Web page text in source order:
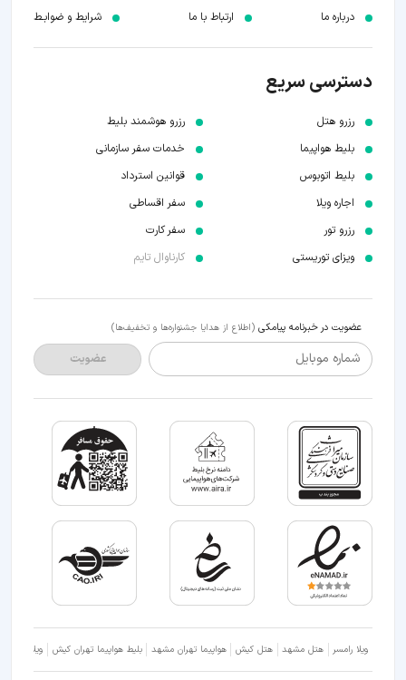
درباره ما ارتباط با ما شرایط و ضوابـط
دسترسی سریع
رزرو هتل
بلیط هواپیما
بلیط اتوبوس
اجاره ویلا
رزرو تور
ویزای توریستی
رزرو هوشمند بلیط
خدمات سفر سازمانی
قوانین استرداد
سفر اقساطی
سفر کارت
کارناوال تایم
عضویت در خبرنامه پیامکی (اطلاع از هدایا جشنواره‌ها و تخفیف‌ها)
شماره موبایل عضویت
ویلا رامسر هتل مشهد هتل کیش هواپیما تهران مشهد بلیط هواپیما تهران کیش ویلا شمال